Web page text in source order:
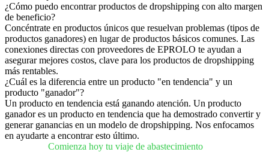
¿Cómo puedo encontrar productos de dropshipping con alto margen
de beneficio?
Concéntrate en productos únicos que resuelvan problemas (tipos de
productos ganadores) en lugar de productos básicos comunes. Las
conexiones directas con proveedores de EPROLO te ayudan a
asegurar mejores costos, clave para los productos de dropshipping
más rentables.
¿Cuál es la diferencia entre un producto "en tendencia" y un
producto "ganador"?
Un producto en tendencia está ganando atención. Un producto
ganador es un producto en tendencia que ha demostrado convertir y
generar ganancias en un modelo de dropshipping. Nos enfocamos
en ayudarte a encontrar esto último.
Comienza hoy tu viaje de abastecimiento